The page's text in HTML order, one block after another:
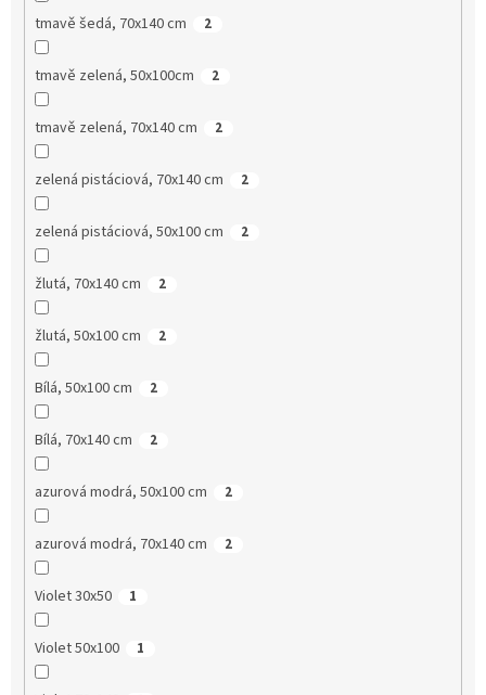
tmavě šedá, 70x140 cm 2
tmavě zelená, 50x100cm 2
tmavě zelená, 70x140 cm 2
zelená pistáciová, 70x140 cm 2
zelená pistáciová, 50x100 cm 2
žlutá, 70x140 cm 2
žlutá, 50x100 cm 2
Bílá, 50x100 cm 2
Bílá, 70x140 cm 2
azurová modrá, 50x100 cm 2
azurová modrá, 70x140 cm 2
Violet 30x50 1
Violet 50x100 1